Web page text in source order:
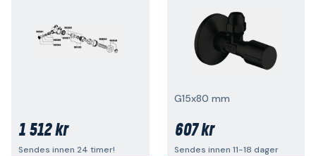
1 512 kr
Sendes innen 24 timer!
G15x80 mm
607 kr
Sendes innen 11-18 dager